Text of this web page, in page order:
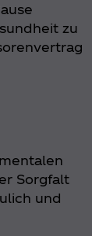
zu
Sorgfalt
und